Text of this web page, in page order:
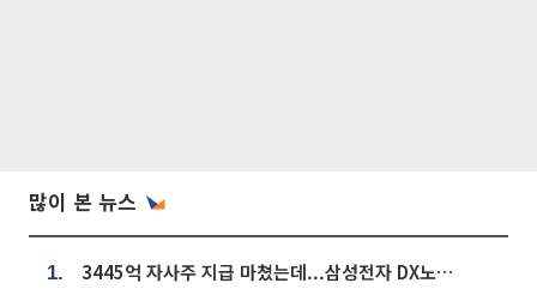
많이 본 뉴스
1. 3445억 자사주 지급 마쳤는데...삼성전자 DX노조, 뒤늦은 '떼쓰기 집회'